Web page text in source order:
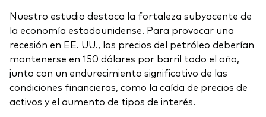
Nuestro estudio destaca la fortaleza subyacente de
la economía estadounidense. Para provocar una
recesión en EE. UU., los precios del petróleo deberían
mantenerse en 150 dólares por barril todo el año,
junto con un endurecimiento significativo de las
condiciones financieras, como la caída de precios de
activos y el aumento de tipos de interés.